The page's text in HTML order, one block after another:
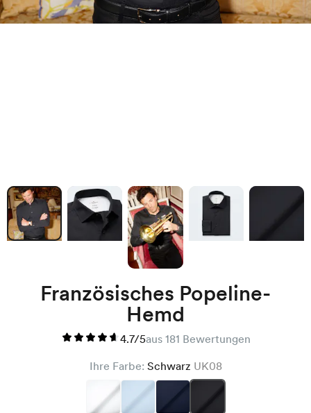
Französisches Popeline-
Hemd
4.7/5aus 181 Bewertungen
Ihre Farbe: Schwarz UK08